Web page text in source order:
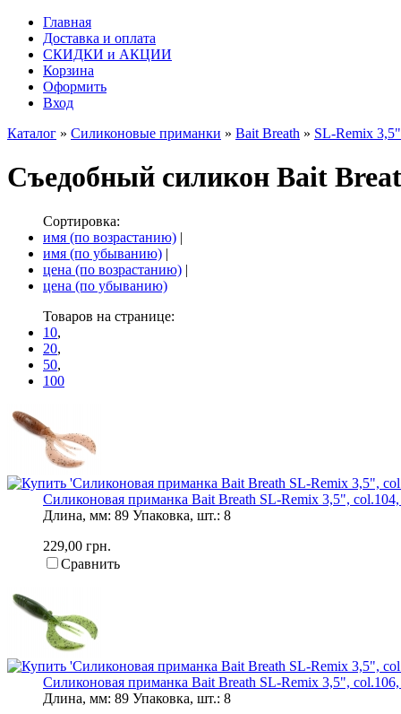
Главная
Доставка и оплата
СКИДКИ и АКЦИИ
Корзина
Оформить
Вход
Каталог » Силиконовые приманки » Bait Breath » SL-Remix 3,5"
Съедобный силикон Bait
Сортировка:
имя (по возрастанию) |
имя (по убыванию) |
цена (по возрастанию) |
цена (по убыванию)
Товаров на странице:
10,
20,
50,
100
Силиконовая приманка Bait Breath SL-Remix 3,5",
Длина, мм: 89 Упаковка, шт.: 8
229,00 грн.
Сравнить
Силиконовая приманка Bait Breath SL-Remix 3,5",
Длина, мм: 89 Упаковка, шт.: 8